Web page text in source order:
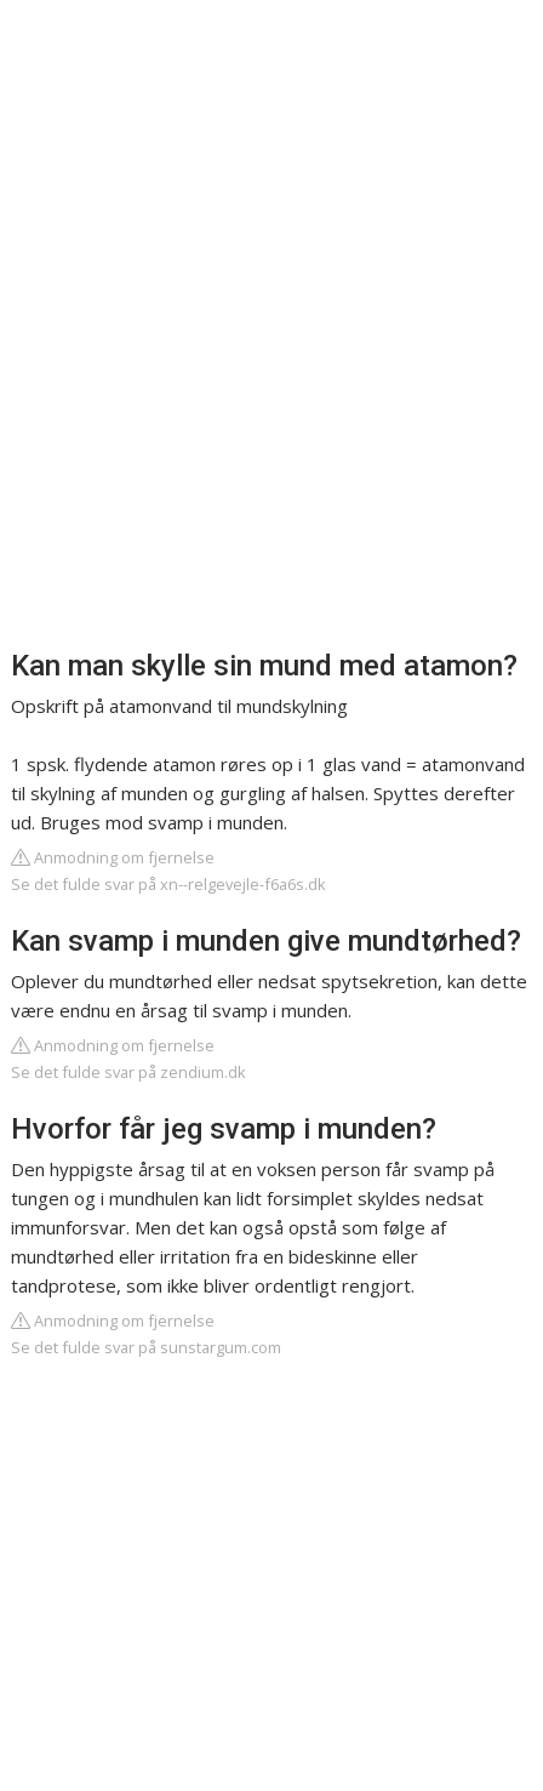
Kan man skylle sin mund med atamon?
Opskrift på atamonvand til mundskylning
1 spsk. flydende atamon røres op i 1 glas vand = atamonvand
til skylning af munden og gurgling af halsen. Spyttes derefter
ud. Bruges mod svamp i munden.
Anmodning om fjernelse
Se det fulde svar på xn--relgevejle-f6a6s.dk
Kan svamp i munden give mundtørhed?
Oplever du mundtørhed eller nedsat spytsekretion, kan dette
være endnu en årsag til svamp i munden.
Anmodning om fjernelse
Se det fulde svar på zendium.dk
Hvorfor får jeg svamp i munden?
Den hyppigste årsag til at en voksen person får svamp på
tungen og i mundhulen kan lidt forsimplet skyldes nedsat
immunforsvar. Men det kan også opstå som følge af
mundtørhed eller irritation fra en bideskinne eller
tandprotese, som ikke bliver ordentligt rengjort.
Anmodning om fjernelse
Se det fulde svar på sunstargum.com